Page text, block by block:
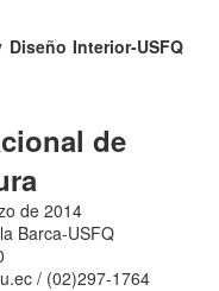
Interior-USFQ
de
de 2014
Barca-USFQ
/ (02)297-1764